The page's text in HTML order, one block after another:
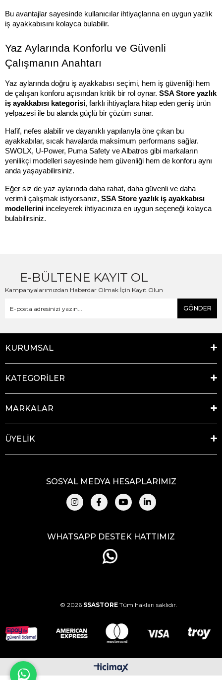
Bu avantajlar sayesinde kullanıcılar ihtiyaçlarına en uygun yazlık
iş ayakkabısını kolayca bulabilir.
Yaz Aylarında Konforlu ve Güvenli
Çalışmanın Anahtarı
Yaz aylarında doğru iş ayakkabısı seçimi, hem iş güvenliği hem
de çalışan konforu açısından kritik bir rol oynar. SSA Store yazlık
iş ayakkabısı kategorisi, farklı ihtiyaçlara hitap eden geniş ürün
yelpazesi ile bu alanda güçlü bir çözüm sunar.
Hafif, nefes alabilir ve dayanıklı yapılarıyla öne çıkan bu
ayakkabılar, sıcak havalarda maksimum performans sağlar.
SWOLX, U-Power, Puma Safety ve Albatros gibi markaların
yenilikçi modelleri sayesinde hem güvenliği hem de konforu aynı
anda yaşayabilirsiniz.
Eğer siz de yaz aylarında daha rahat, daha güvenli ve daha
verimli çalışmak istiyorsanız, SSA Store yazlık iş ayakkabısı
modellerini inceleyerek ihtiyacınıza en uygun seçeneği kolayca
bulabilirsiniz.
E-BÜLTENE KAYIT OL
Kampanyalarımızdan Haberdar Olmak İçin Kayıt Olun
GÖNDER
KURUMSAL
KATEGORİLER
MARKALAR
ÜYELİK
SOSYAL MEDYA HESAPLARIMIZ
WHATSAPP DESTEK HATTIMIZ
© 2026 SSASTORE Tüm hakları saklıdır.